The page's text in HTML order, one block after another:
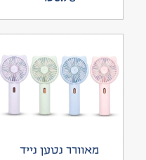
מאוורר נטען נייד